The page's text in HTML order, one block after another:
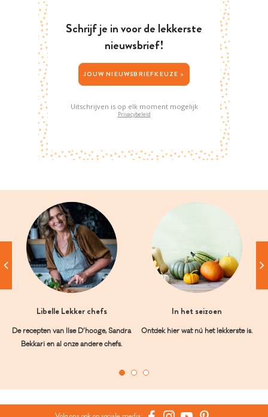
Schrijf je in voor de lekkerste
nieuwsbrief!
JOUW NIEUWSBRIEFKEUZE >
Uitschrijven is op elk moment mogelijk
Privacybeleid
Libelle Lekker chefs
De recepten van Ilse D’hooge, Sandra
Bekkari en al onze andere chefs.
In het seizoen
Ontdek hier wat nú het lekkerste is.